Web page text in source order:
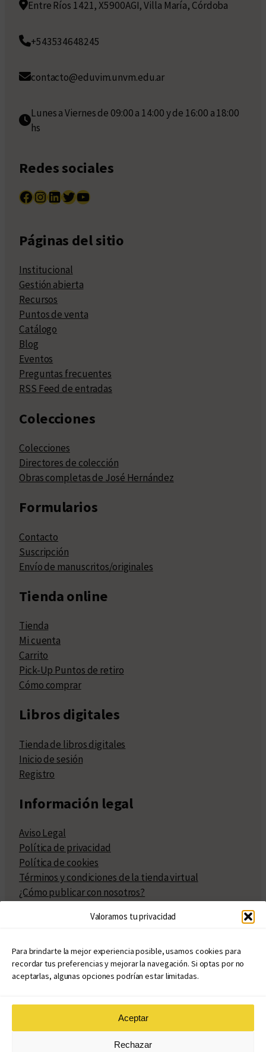
Valoramos tu privacidad
Para brindarte la mejor experiencia posible, usamos cookies para
recordar tus preferencias y mejorar la navegación. Si optas por no
aceptarlas, algunas opciones podrían estar limitadas.
Aceptar
Rechazar
Entre Ríos 1421, X5900AGI, Villa María, Córdoba
+543534648245
contacto@eduvim.unvm.edu.ar
Lunes a Viernes de 09:00 a 14:00 y de 16:00 a 18:00
hs
Redes sociales
Facebook InstagramLinkedIn Twitter YouTube
Páginas del sitio
Institucional
Gestión abierta
Recursos
Puntos de venta
Catálogo
Blog
Eventos
Preguntas frecuentes
RSS Feed de entradas
Colecciones
Colecciones
Directores de colección
Obras completas de José Hernández
Formularios
Contacto
Suscripción
Envío de manuscritos/originales
Tienda online
Tienda
Mi cuenta
Carrito
Pick-Up Puntos de retiro
Cómo comprar
Libros digitales
Tienda de libros digitales
Inicio de sesión
Registro
Información legal
Aviso Legal
Política de privacidad
Política de cookies
Términos y condiciones de la tienda virtual
¿Cómo publicar con nosotros?
Políticas de publicación
Políticas de coedición
Atribuciones